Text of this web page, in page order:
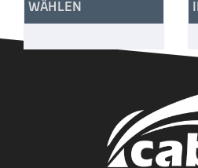
WÄHLEN